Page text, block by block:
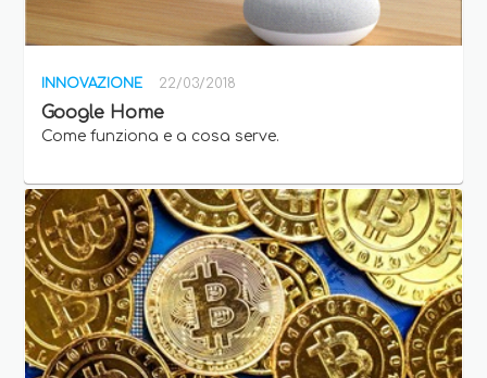
INNOVAZIONE 22/03/2018
Google Home
Come funziona e a cosa serve.